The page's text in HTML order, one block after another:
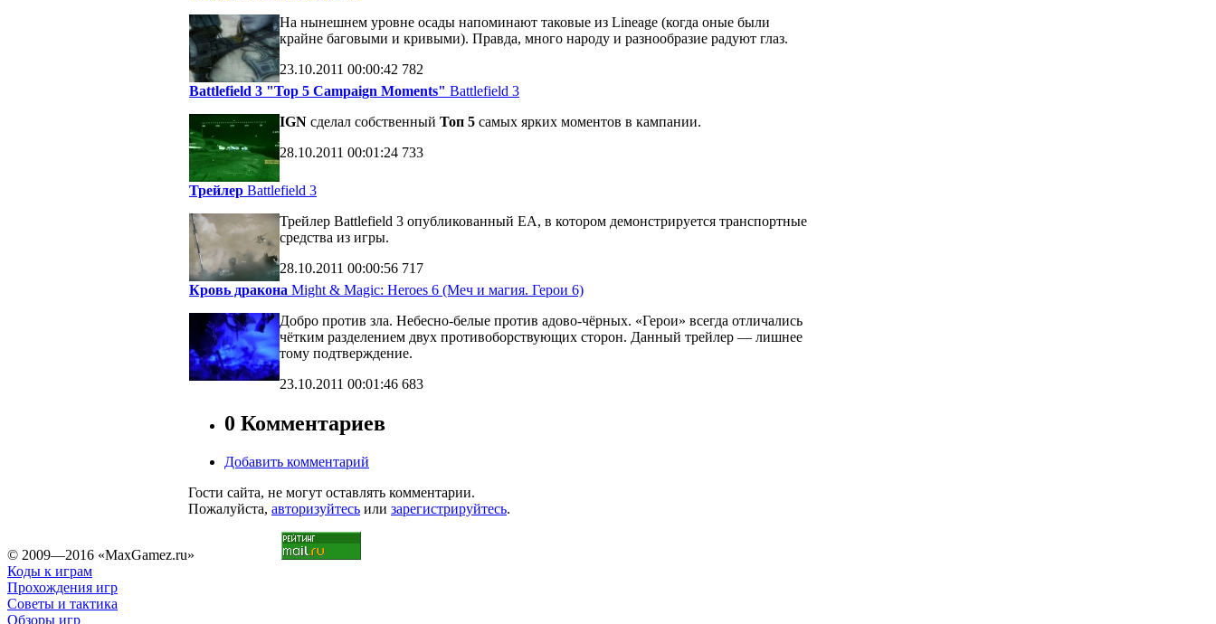
На нынешнем уровне осады напоминают таковые из Lineage (когда оные были
крайне баговыми и кривыми). Правда, много народу и разнообразие радуют глаз.
23.10.2011 00:00:42 782
Battlefield 3 "Top 5 Campaign Moments" Battlefield 3
IGN сделал собственный Топ 5 самых ярких моментов в кампании.
28.10.2011 00:01:24 733
Трейлер Battlefield 3
Трейлер Battlefield 3 опубликованный EA, в котором демонстрируется транспортные
средства из игры.
28.10.2011 00:00:56 717
Кровь дракона Might & Magic: Heroes 6 (Меч и магия. Герои 6)
Добро против зла. Небесно-белые против адово-чёрных. «Герои» всегда отличались
чётким разделением двух противоборствующих сторон. Данный трейлер — лишнее
тому подтверждение.
23.10.2011 00:01:46 683
0 Комментариев
Добавить комментарий
Гости сайта, не могут оставлять комментарии.
Пожалуйста, авторизуйтесь или зарегистрируйтесь.
© 2009—2016 «MaxGamez.ru»
Коды к играм
Прохождения игр
Советы и тактика
Обзоры игр